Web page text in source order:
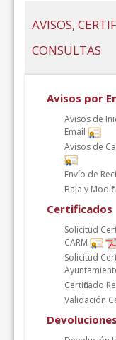
AVISOS,
CONSULTAS
Avisos por
Avisos de
Email
Avisos de
Envío de
Baja y
Certificados
Solicitud
CARM
Solicitud
Certificado
Validación
Devoluciones